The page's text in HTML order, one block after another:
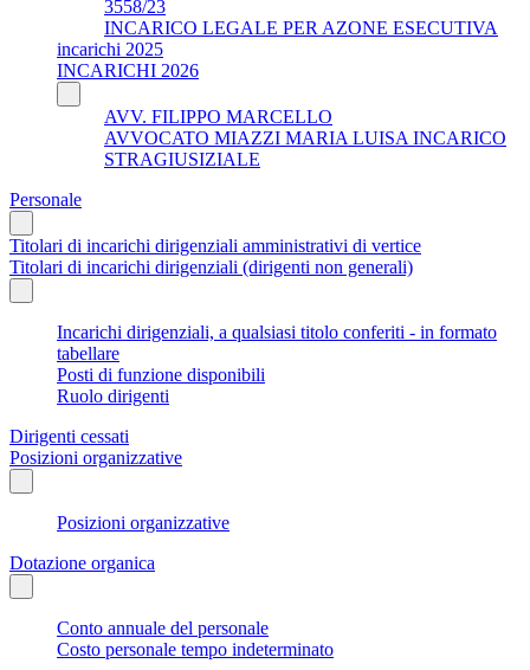
3558/23
INCARICO LEGALE PER AZONE ESECUTIVA
incarichi 2025
INCARICHI 2026
AVV. FILIPPO MARCELLO
AVVOCATO MIAZZI MARIA LUISA INCARICO
STRAGIUSIZIALE
Personale
Titolari di incarichi dirigenziali amministrativi di vertice
Titolari di incarichi dirigenziali (dirigenti non generali)
Incarichi dirigenziali, a qualsiasi titolo conferiti - in formato
tabellare
Posti di funzione disponibili
Ruolo dirigenti
Dirigenti cessati
Posizioni organizzative
Posizioni organizzative
Dotazione organica
Conto annuale del personale
Costo personale tempo indeterminato